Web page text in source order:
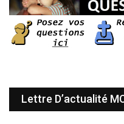
Lettre D’actualité